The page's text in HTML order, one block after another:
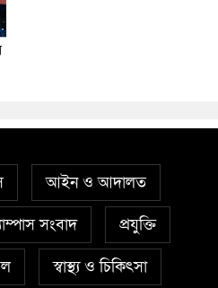
আইন ও আদালত
সংবাদ প্রযুক্তি
স্বাস্থ্য ও চিকিৎসা